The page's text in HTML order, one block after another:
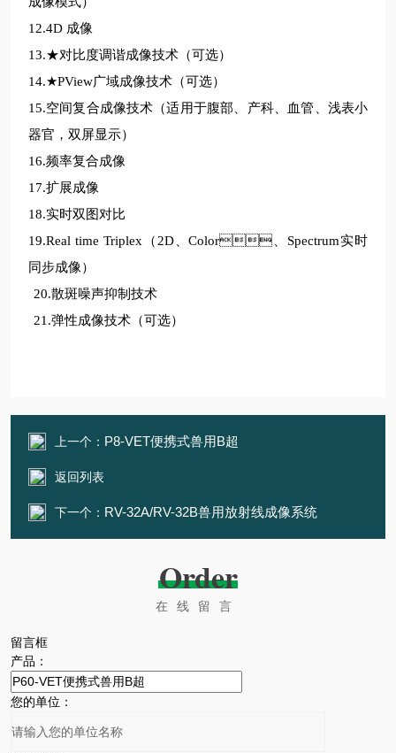
12.4D 成像
13.★对比度调谐成像技术（可选）
14.★PView广域成像技术（可选）
15.空间复合成像技术（适用于腹部、产科、血管、浅表小
器官，双屏显示）
16.频率复合成像
17.扩展成像
18.实时双图对比
19.Real time Triplex（2D、Color、Spectrum实时
同步成像）
20.散斑噪声抑制技术
21 .弹性成像技术（可选）
上一个： P8-VET便携式兽用B超
返回列表
下一个： RV-32A/RV-32B兽用放射线成像系统
Order
在线留言
留言框
产品：
您的单位：